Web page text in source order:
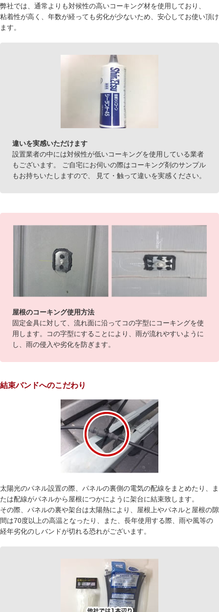
弊社では、通常よりも対候性の高いコーキング材を使用しており、
粘着性が高く、年数が経っても劣化が少ないため、安心してお使い頂け
ます。
違いを実感いただけます
設置業者の中には対候性が低いコーキングを使用している業者
もございます。 ご自宅にお伺いの際はコーキング剤のサンプル
もお持ちいたしますので、 見て・触って違いを実感ください。
屋根のコーキング使用方法
固定金具に対して、流れ面に沿ってコの字型にコーキングを使
用します。コの字型にすることにより、雨が流れやすいように
し、雨の侵入や劣化を防ぎます。
結束バンドへのこだわり
太陽光のパネル設置の際、パネルの裏側の電気の配線をまとめたり、ま
たは配線がパネルから屋根につかにように架台に結束致します。
その際、パネルの裏や架台は太陽熱により、屋根上やパネルと屋根の隙
間は70度以上の高温となったり、また、長年使用する際、雨や風等の
経年劣化のしバンドが切れる恐れがございます。